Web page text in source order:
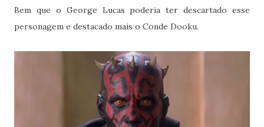
Bem que o George Lucas poderia ter descartado esse
personagem e destacado mais o Conde Dooku.